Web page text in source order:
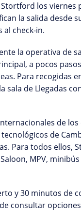
los viernes
la salida desde
check-in.
la operativa de
a pocos
Para recogidas
sala de Llegadas
de los
de
Para todos ellos,
Saloon, MPV,
y 30 minutos de
consultar